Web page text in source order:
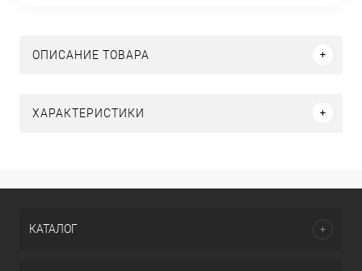
ОПИСАНИЕ ТОВАРА
ХАРАКТЕРИСТИКИ
КАТАЛОГ